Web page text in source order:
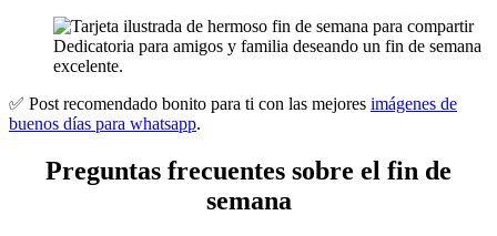
Dedicatoria para amigos y familia deseando un fin de semana
excelente.
✅​ Post recomendado bonito para ti con las mejores imágenes de
buenos días para whatsapp.
Preguntas frecuentes sobre el fin de
semana